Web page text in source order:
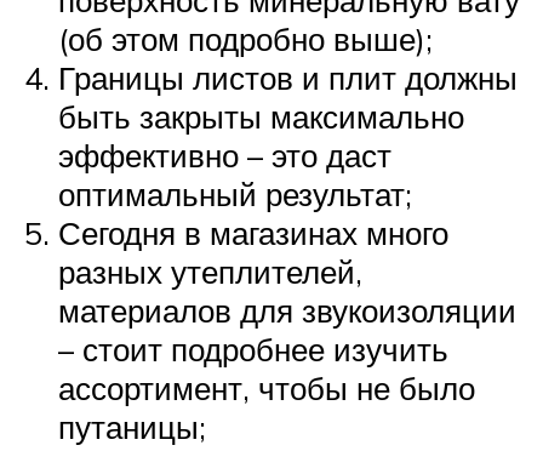
(об этом подробно выше);
Границы листов и плит должны
быть закрыты максимально
эффективно – это даст
оптимальный результат;
Сегодня в магазинах много
разных утеплителей,
материалов для звукоизоляции
– стоит подробнее изучить
ассортимент, чтобы не было
путаницы;